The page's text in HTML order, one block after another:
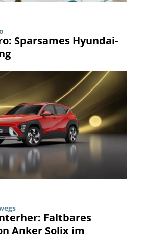
Sparsames Hyundai-
Faltbares
Anker Solix im